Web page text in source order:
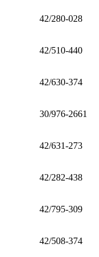
42/280-028
42/510-440
42/630-374
30/976-2661
42/631-273
42/282-438
42/795-309
42/508-374